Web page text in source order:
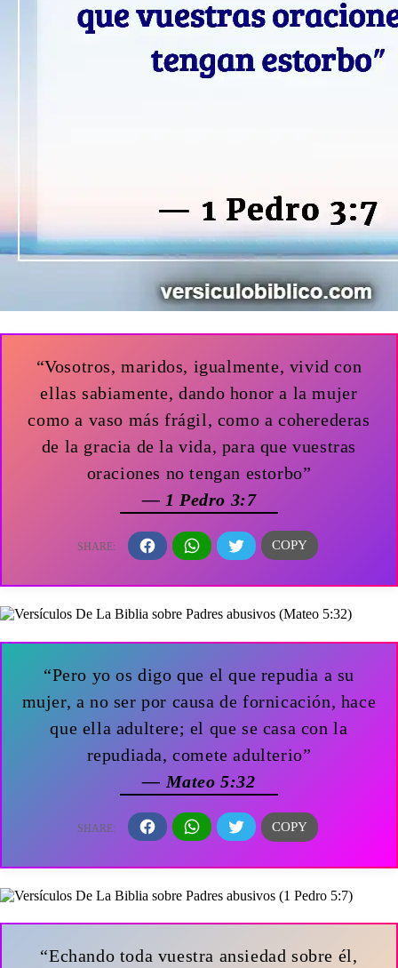
“Vosotros, maridos, igualmente, vivid con
ellas sabiamente, dando honor a la mujer
como a vaso más frágil, como a coherederas
de la gracia de la vida, para que vuestras
oraciones no tengan estorbo”
— 1 Pedro 3:7
“Pero yo os digo que el que repudia a su
mujer, a no ser por causa de fornicación, hace
que ella adultere; el que se casa con la
repudiada, comete adulterio”
— Mateo 5:32
“Echando toda vuestra ansiedad sobre él,